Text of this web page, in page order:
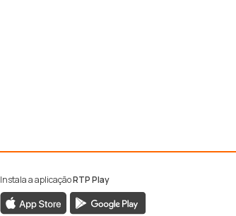
Instala a aplicaçãoRTP Play